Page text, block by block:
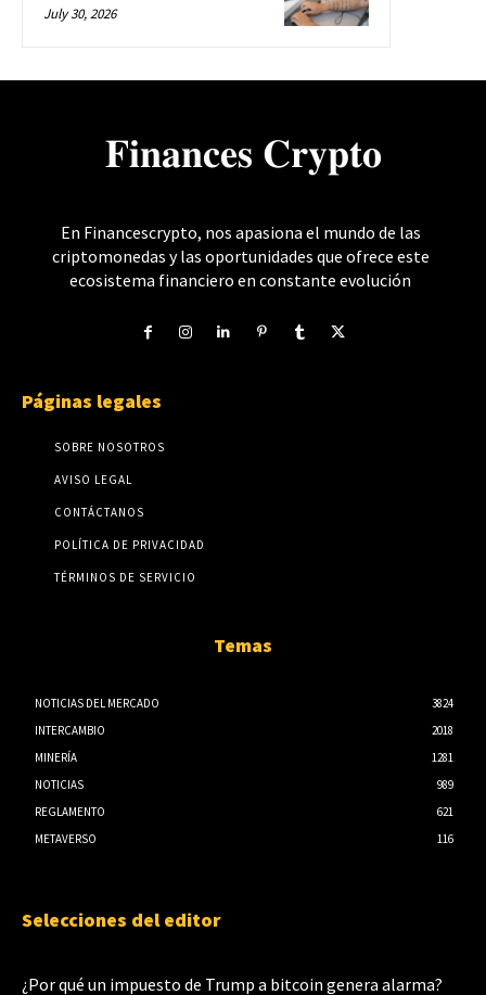
July 30, 2026
𝐅𝐢𝐧𝐚𝐧𝐜𝐞𝐬 𝐂𝐫𝐲𝐩𝐭𝐨
En Financescrypto, nos apasiona el mundo de las
criptomonedas y las oportunidades que ofrece este
ecosistema financiero en constante evolución
Páginas legales
SOBRE NOSOTROS
AVISO LEGAL
CONTÁCTANOS
POLÍTICA DE PRIVACIDAD
TÉRMINOS DE SERVICIO
Temas
NOTICIAS DEL MERCADO
3824
INTERCAMBIO
2018
MINERÍA
1281
NOTICIAS
989
REGLAMENTO
621
METAVERSO
116
Selecciones del editor
¿Por qué un impuesto de Trump a bitcoin genera alarma?